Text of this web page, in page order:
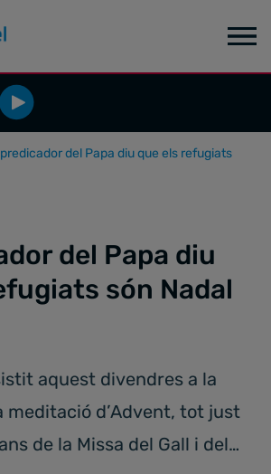
predicador del Papa diu que els refugiats
del Papa diu
són Nadal
aquest divendres a la
d’Advent, tot just
de la Missa del Gall i del…